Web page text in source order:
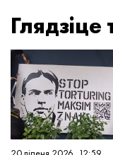
Глядзiце